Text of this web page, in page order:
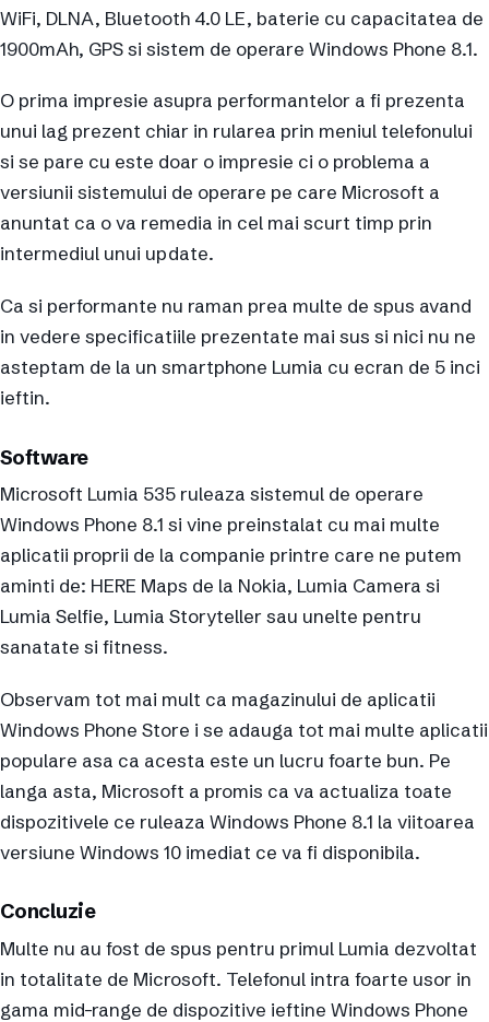
WiFi, DLNA, Bluetooth 4.0 LE, baterie cu capacitatea de
1900mAh, GPS si sistem de operare Windows Phone 8.1.
O prima impresie asupra performantelor a fi prezenta
unui lag prezent chiar in rularea prin meniul telefonului
si se pare cu este doar o impresie ci o problema a
versiunii sistemului de operare pe care Microsoft a
anuntat ca o va remedia in cel mai scurt timp prin
intermediul unui update.
Ca si performante nu raman prea multe de spus avand
in vedere specificatiile prezentate mai sus si nici nu ne
asteptam de la un smartphone Lumia cu ecran de 5 inci
ieftin.
Software
Microsoft Lumia 535 ruleaza sistemul de operare
Windows Phone 8.1 si vine preinstalat cu mai multe
aplicatii proprii de la companie printre care ne putem
aminti de: HERE Maps de la Nokia, Lumia Camera si
Lumia Selfie, Lumia Storyteller sau unelte pentru
sanatate si fitness.
Observam tot mai mult ca magazinului de aplicatii
Windows Phone Store i se adauga tot mai multe aplicatii
populare asa ca acesta este un lucru foarte bun. Pe
langa asta, Microsoft a promis ca va actualiza toate
dispozitivele ce ruleaza Windows Phone 8.1 la viitoarea
versiune Windows 10 imediat ce va fi disponibila.
Concluzie
Multe nu au fost de spus pentru primul Lumia dezvoltat
in totalitate de Microsoft. Telefonul intra foarte usor in
gama mid-range de dispozitive ieftine Windows Phone